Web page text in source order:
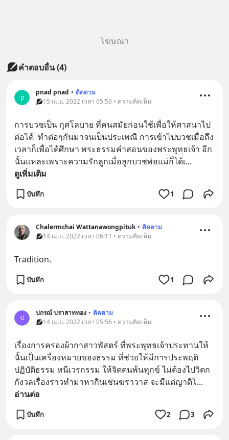
โฆษณา
คำตอบอื่น(4)
p
pnad pnad • ติดตาม
15 เม.ย. 2022 เวลา 05:53 • ความคิดเห็น
การบวชเป็น กุศโลบาย ที่คนสมัยก่อนใช้เพื่อให้ศาสนาไป
ต่อได้  ทำต่อๆกันมาจนเป็นประเพณี การเข้าไปบวชเมื่อถึง
เวลาก็เพื่อได้ศึกษา พระธรรมคำสอนของพระพุทธเจ้า อีก
นั้นแหละเพราะความรักลูกเมื่อลูกบวชพ่อแม่ก็ได้เ...
ดูเพิ่มเติม
บันทึก 1
Chalermchai Wattanawongpituk • ติดตาม
14 เม.ย. 2022 เวลา 06:11 • ความคิดเห็น
Tradition.
บันทึก 1
ป
ปกรณ์ ปราสาททอง • ติดตาม
14 เม.ย. 2022 เวลา 05:56 • ความคิดเห็น
เรื่องการครองผ้ากาสาวพัสตร์ ที่พระพุทธเจ้าประทานให้
นั้นเป็นเครื่องหมายของธรรม ที่ช่วยให้มีการประพฤติ
ปฏิบัติธรรม หนีเวรกรรม ให้จิตตนพ้นทุกข์ ไม่ต้องไปวิตก
กังวลเรื่องราวทำมาหากินเช่นฆราวาส จะมีแต่ญาติโ
อ่านต่อ
บันทึก 2 3